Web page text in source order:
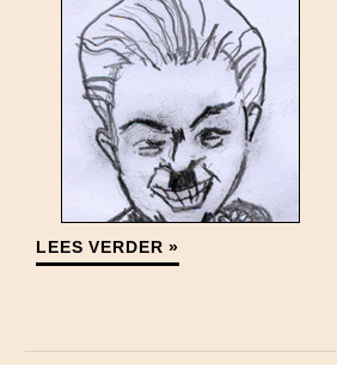
LEES VERDER »